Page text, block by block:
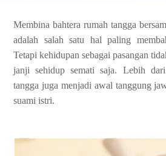
Membina bahtera rumah tangga
adalah salah satu hal paling
Tetapi kehidupan sebagai pasangan
janji sehidup semati saja. Lebih
tangga juga menjadi awal tanggung
suami istri.